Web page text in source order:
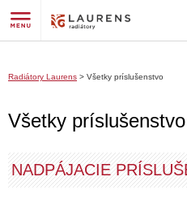
Radiátory Laurens > Všetky príslušenstvo
Všetky príslušenstvo
NADPÁJACIE